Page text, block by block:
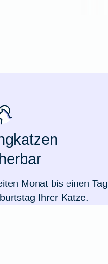
wichtig bist
Monat bis einen Tag
Ihrer Katze.